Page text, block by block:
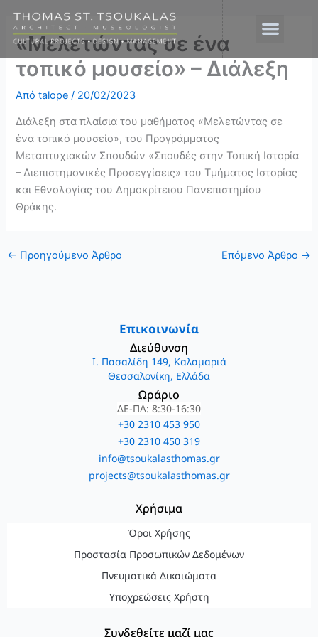
στο
περιεχόμενο
«Μελετώντας σε ένα
τοπικό μουσείο» – Διάλεξη
Απόtalope/ 20/02/2023
Διάλεξη στα πλαίσια του μαθήματος «Μελετώντας σε
ένα τοπικό μουσείο», του Προγράμματος
Μεταπτυχιακών Σπουδών «Σπουδές στην Τοπική Ιστορία
– Διεπιστημονικές Προσεγγίσεις» του Τμήματος Ιστορίας
και Εθνολογίας του Δημοκρίτειου Πανεπιστημίου
Θράκης.
← Προηγούμενο Άρθρο Επόμενο Άρθρο →
Επικοινωνία
Διεύθυνση
Ι. Πασαλίδη 149, Καλαμαριά
Θεσσαλονίκη, Ελλάδα
Ωράριο
ΔΕ-ΠΑ: 8:30-16:30
+30 2310 453 950
+30 2310 450 319
info@tsoukalasthomas.gr
projects@tsoukalasthomas.gr
Χρήσιμα
Όροι Χρήσης
Προστασία Προσωπικών Δεδομένων
Πνευματικά Δικαιώματα
Υποχρεώσεις Χρήστη
Συνδεθείτε μαζί μας